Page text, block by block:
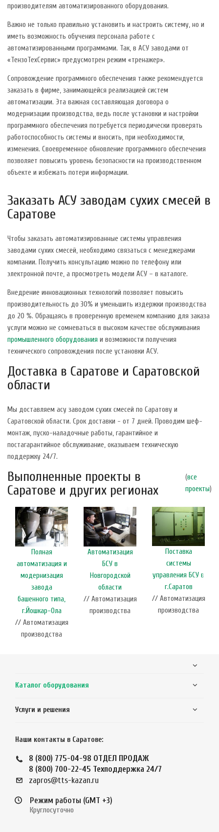
производителям автоматизированного оборудования.
Важно не только правильно установить и настроить систему, но и
иметь возможность обучения персонала работе с
автоматизированными программами. Так, в АСУ заводами от
«ТензоТехСервис» предусмотрен режим «тренажер».
Сопровождение программного обеспечения также рекомендуется
заказать в фирме, занимающейся реализацией систем
автоматизации. Эта важная составляющая договора о
модернизации производства, ведь после установки и настройки
программного обеспечения потребуется периодически проверять
работоспособность системы и вносить, при необходимости,
изменения. Своевременное обновление программного обеспечения
позволяет повысить уровень безопасности на производственном
объекте и избежать потери информации.
Заказать АСУ заводам сухих смесей в
Саратове
Чтобы заказать автоматизированные системы управления
заводами сухих смесей, необходимо связаться с менеджерами
компании. Получить консультацию можно по телефону или
электронной почте, а просмотреть модели АСУ – в каталоге.
Внедрение инновационных технологий позволяет повысить
производительность до 30% и уменьшить издержки производства
до 20 %. Обращаясь в проверенную временем компанию для заказа
услуги можно не сомневаться в высоком качестве обслуживания
промышленного оборудования и возможности получения
технического сопровождения после установки АСУ.
Доставка в Саратове и Саратовской
области
Мы доставляем асу заводом сухих смесей по Саратову и
Саратовской области. Срок доставки - от 7 дней. Проводим шеф-
монтаж, пуско-наладочные работы, гарантийное и
постагарантийное обслуживание, оказываем техническую
поддержку 24/7.
Выполненные проекты в
Саратове и других регионах
(все
проекты)
Полная
автоматизация и
модернизация
завода
башенного типа,
г.Йошкар-Ола
// Автоматизация
производства
Автоматизация
БСУ в
Новгородской
области
// Автоматизация
производства
Поставка
системы
управления БСУ в
г.Саратов
// Автоматизация
производства
Каталог оборудования
Услуги и решения
Наши контакты в Саратове:
8 (800) 775-04-98 ОТДЕЛ ПРОДАЖ
8 (800) 700-22-45 Техподдержка 24/7
zapros@tts-kazan.ru
Режим работы (GMT +3)
Круглосуточно